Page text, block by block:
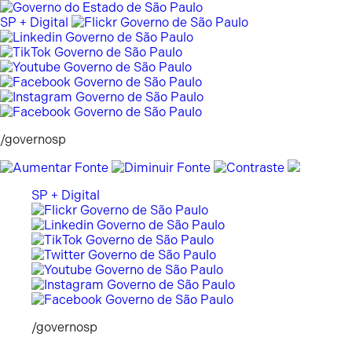
Pular
para
o
conteúdo
SP + Digital
/governosp
SP + Digital
/governosp